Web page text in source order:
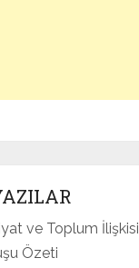
ve Toplum İlişkisi
Özeti